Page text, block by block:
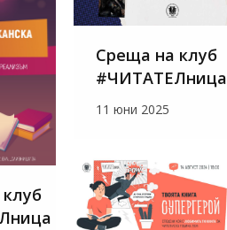
Среща на клуб
#ЧИТАТЕЛница
11 юни 2025